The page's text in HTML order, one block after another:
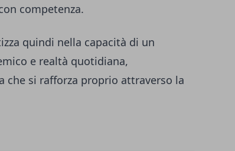
competenza.
quindi nella capacità di un
e realtà quotidiana,
si rafforza proprio attraverso la